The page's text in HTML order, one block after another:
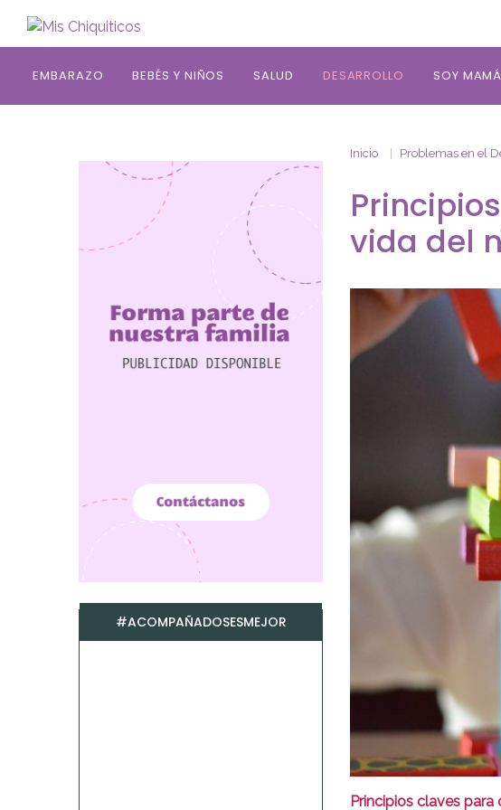
EMBARAZO BEBÉS Y NIÑOS SALUD DESARROLLO SOY MAMÁ
Inicio Problemas en el
vida del
Principios claves
#ACOMPAÑADOSESMEJOR